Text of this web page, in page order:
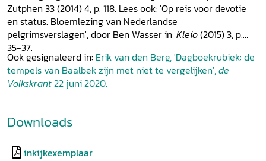
Zutphen 33 (2014) 4, p. 118. Lees ook: 'Op reis voor devotie
en status. Bloemlezing van Nederlandse
pelgrimsverslagen', door Ben Wasser in: Kleio(2015) 3, p.
35-37.
Ook gesignaleerd in: Erik van den Berg, 'Dagboekrubiek: de
tempels van Baalbek zijn met niet te vergelijken',de
Volkskrant22 juni 2020.
Downloads
inkijkexemplaar